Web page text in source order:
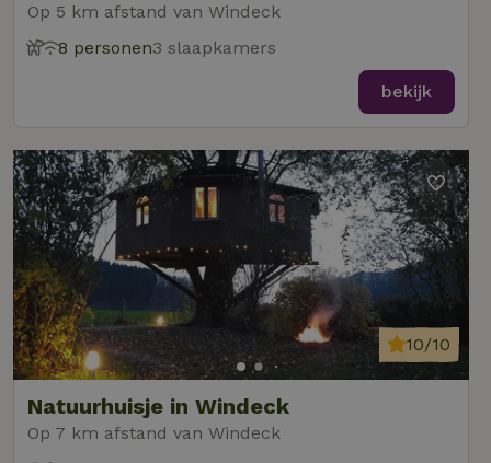
Op 5 km afstand van Windeck
8 personen3 slaapkamers
bekijk
Natuurhuisje in Windeck
Op 7 km afstand van Windeck
10/10